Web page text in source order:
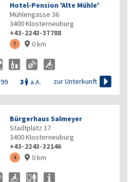
Hotel-Pension 'Alte Mühle'
Mühlengasse 36
3400Klosterneuburg
+43-2243-37788
7  0 km
99 3  a.A. zur Unterkunft 
Bürgerhaus Salmeyer
Stadtplatz 17
3400Klosterneuburg
+43-2243-32146
4  0 km